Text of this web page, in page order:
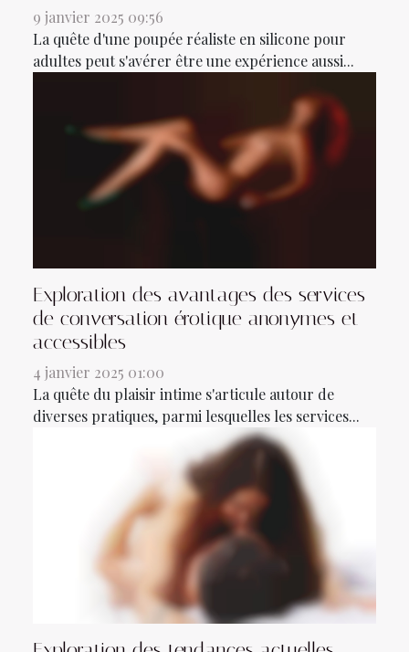
9 janvier 2025 09:56
La quête d'une poupée réaliste en silicone pour
adultes peut s'avérer être une expérience aussi...
Exploration des avantages des services
de conversation érotique anonymes et
accessibles
4 janvier 2025 01:00
La quête du plaisir intime s'articule autour de
diverses pratiques, parmi lesquelles les services...